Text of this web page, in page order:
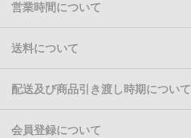
営業時間について
送料について
配送及び商品引き渡し時期について
会員登録について